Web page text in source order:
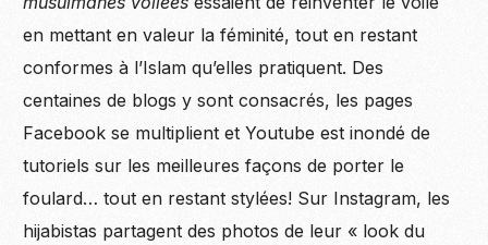
en mettant en valeur la féminité, tout en restant
conformes à l’Islam qu’elles pratiquent. Des
centaines de blogs y sont consacrés, les pages
Facebook se multiplient et Youtube est inondé de
tutoriels sur les meilleures façons de porter le
foulard… tout en restant stylées! Sur Instagram, les
hijabistas partagent des photos de leur « look du